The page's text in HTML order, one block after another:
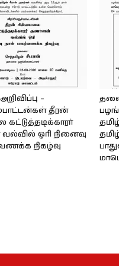
–
தீரன்
ஓரி நினைவு
நிகழ்வு